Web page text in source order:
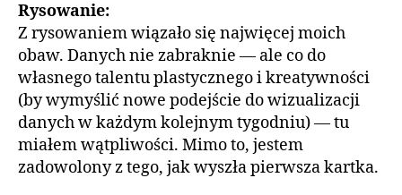
Rysowanie:
Z rysowaniem wiązało się najwięcej moich
obaw. Danych nie zabraknie — ale co do
własnego talentu plastycznego i kreatywności
(by wymyślić nowe podejście do wizualizacji
danych w każdym kolejnym tygodniu) — tu
miałem wątpliwości. Mimo to, jestem
zadowolony z tego, jak wyszła pierwsza kartka.